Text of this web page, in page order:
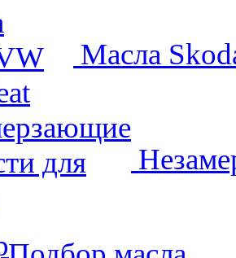
Масла